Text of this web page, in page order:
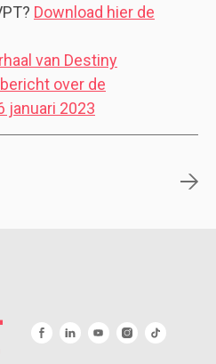
Download hier de
van Destiny
over de
januari 2023